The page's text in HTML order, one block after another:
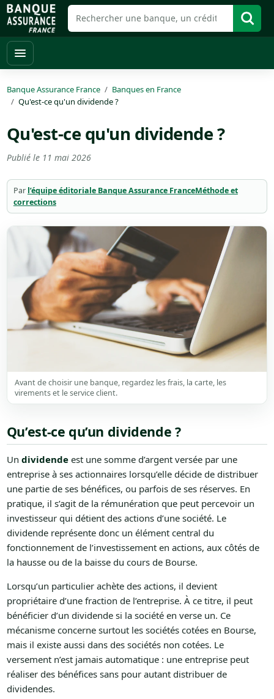
Banque Assurance France
Banques en France
Qu'est-ce qu'un dividende ?
Qu'est-ce qu'un dividende ?
Publié le 11 mai 2026
Par l’équipe éditoriale Banque Assurance FranceMéthode et
corrections
Avant de choisir une banque, regardez les frais, la carte, les
virements et le service client.
Qu’est-ce qu’un dividende ?
Un dividendeest une somme d’argent versée par une
entreprise à ses actionnaires lorsqu’elle décide de distribuer
une partie de ses bénéfices, ou parfois de ses réserves. En
pratique, il s’agit de la rémunération que peut percevoir un
investisseur qui détient des actions d’une société. Le
dividende représente donc un élément central du
fonctionnement de l’investissement en actions, aux côtés de
la hausse ou de la baisse du cours de Bourse.
Lorsqu’un particulier achète des actions, il devient
propriétaire d’une fraction de l’entreprise. À ce titre, il peut
bénéficier d’un dividende si la société en verse un. Ce
mécanisme concerne surtout les sociétés cotées en Bourse,
mais il existe aussi dans des sociétés non cotées. Le
versement n’est jamais automatique : une entreprise peut
réaliser des bénéfices sans pour autant distribuer de
dividendes.